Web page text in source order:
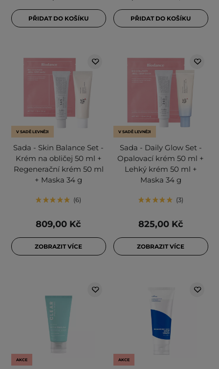
PŘIDAT DO KOŠÍKU PŘIDAT DO KOŠÍKU
V SADĚ LEVNĚJI
Sada - Skin Balance Set -
Krém na obličej 50 ml +
Regenerační krém 50 ml
+ Maska 34 g
6
809,00 Kč
ZOBRAZIT VÍCE
V SADĚ LEVNĚJI
Sada - Daily Glow Set -
Opalovací krém 50 ml +
Lehký krém 50 ml +
Maska 34 g
3
825,00 Kč
ZOBRAZIT VÍCE
AKCE AKCE